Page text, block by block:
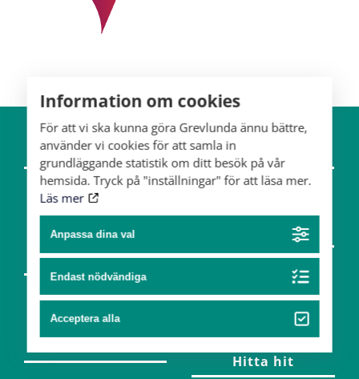
Om gården
Team
Partners
Konst & design
Design
Hitta hit
Information om cookies
För att vi ska kunna göra Grevlunda ännu bättre,
använder vi cookies för att samla in
grundläggande statistik om ditt besök på vår
hemsida. Tryck på "inställningar" för att läsa mer.
Läs mer
Anpassa dina val
Endast nödvändiga
Acceptera alla